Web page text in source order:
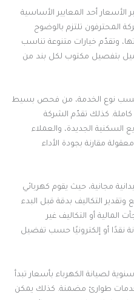
الأسعار أحد المعايير الأساسية
المحترفون تلتزم بالوضوح
وتقدّم خيارات متنوعة تناسب
بتفصيل مكتوب لكل بند من
حسب نوع الخدمة، من فحص بسيط
كاملة. كذلك تقدّم الشركة
الجديدة، والعملاء
مقارنة بجودة الأداء
مجانية، حيث يقوم كهربائي
وتقدير التكاليف بدقة قبل البدء
المالية أو التكاليف غير
نقدًا أو إلكترونيًا حسب تفضيل
لصيانة الكهرباء بأسعار تبدأ
طوارئ مضمنة. كذلك يمكن